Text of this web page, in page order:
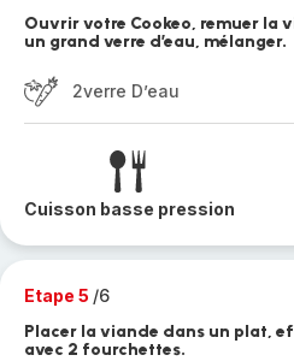
Ouvrir votre Cookeo, remuer la
un grand verre d’eau, mélanger.
2verre D’eau
Cuisson basse pression
Etape 5 /6
Placer la viande dans un plat,
avec 2 fourchettes.